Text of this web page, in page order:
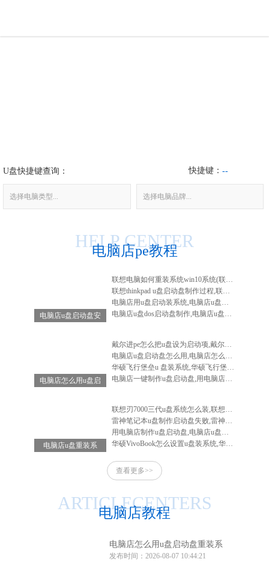
电脑问题
U盘快捷键查询：
选择电脑类型... 选择电脑品牌...
快捷键： --
电脑店pe教程
HELP CENTER
电脑店u盘启动盘安
联想电脑如何重装系统win10系统(联想电脑怎么重装系统win10系统)
联想thinkpad u盘启动盘制作过程,联想笔记本u盘启动盘制作
电脑店用u盘启动装系统,电脑店u盘启动盘安装系统
电脑店u盘dos启动盘制作,电脑店u盘启动盘制作软件
电脑店怎么用u盘启
戴尔进pe怎么把u盘设为启动项,戴尔电脑进入bios设置u盘启动
电脑店u盘启动盘怎么用,电脑店怎么做启动u盘
华硕飞行堡垒u 盘装系统,华硕飞行堡垒装系统教程
电脑店一键制作u盘启动盘,用电脑店制作u盘启动盘
电脑店u盘重装系
联想刃7000三代u盘系统怎么装,联想刃7000怎么重装系统
雷神笔记本u盘制作启动盘失败,雷神笔记本u盘启动不了
用电脑店制作u盘启动盘,电脑店u盘启动盘制作工具教程
华硕VivoBook怎么设置u盘装系统,华硕vivobook如何重装系统
查看更多>>
电脑店教程
ARTICLECENTERS
电脑店怎么用u盘启动盘重装系
统-电脑店怎么使用u盘重装系统
发布时间：2026-08-07 10:44:21